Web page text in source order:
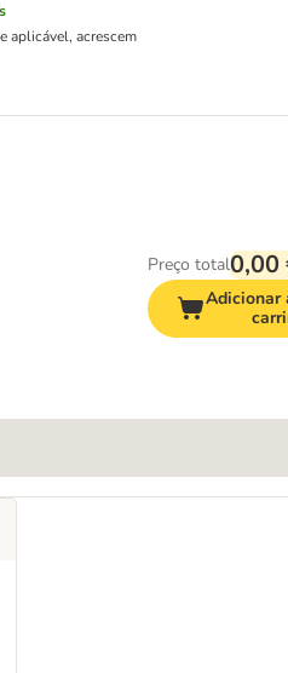
aplicável, acrescem
Preço total0,00
Adicionar